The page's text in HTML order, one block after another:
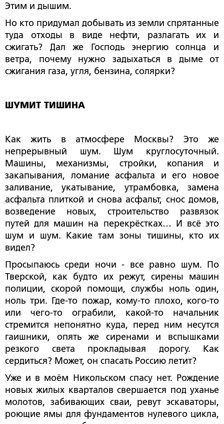
Этим и дышим.
Но кто придумал добывать из земли спрятанные
туда отходы в виде нефти, разлагать их и
сжигать? Дал же Господь энергию солнца и
ветра, почему нужно задыхаться в дыме от
сжигания газа, угля, бензина, солярки?
ШУМИТ ТИШИНА
Как жить в атмосфере Москвы? Это же
непрерывный шум. Шум круглосуточный.
Машины, механизмы, стройки, копания и
закапывания, ломание асфальта и его новое
заливание, укатывание, утрамбовка, замена
асфальта плиткой и снова асфальт, снос домов,
возведение новых, строительство развязок
путей для машин на перекрёстках… И всё это
шум и шум. Какие там зоны тишины, кто их
видел?
Просыпаюсь среди ночи - все равно шум. По
Тверской, как будто их режут, сирены машин
полиции, скорой помощи, службы ноль один,
ноль три. Где-то пожар, кому-то плохо, кого-то
или чего-то ограбили, какой-то начальник
стремится непонятно куда, перед ним несутся
гаишники, опять же сиренами и вспышками
резкого света прокладывая дорогу. Как
сердиться? Может, он спасать Россию летит?
Уже и в моём Никольском спасу нет. Рождение
новых жилых кварталов свершается под уханье
молотов, забивающих сваи, ревут эскаваторы,
роющие ямы для фундаментов нулевого цикла,